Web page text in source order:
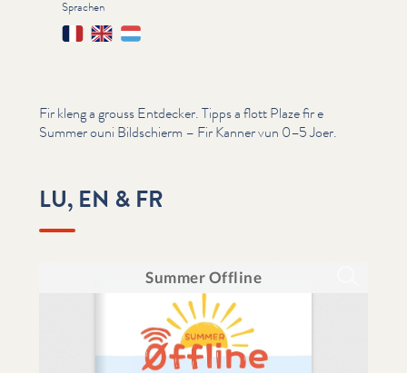
Sprachen
FrançaisEnglishLëtzebuergesch
Fir kleng a grouss Entdecker. Tipps a flott Plaze fir e
Summer ouni Bildschierm – Fir Kanner vun 0–5 Joer.
LU, EN & FR